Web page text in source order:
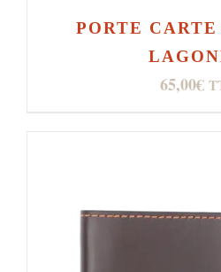
PORTE
65,00€